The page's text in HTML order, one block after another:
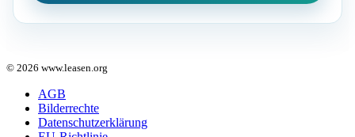
© 2026 www.leasen.org
AGB
Bilderrechte
Datenschutzerklärung